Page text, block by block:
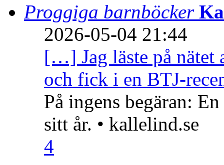
Proggiga barnböcker
2026-05-04 21:44
[…] Jag läste på nätet
och fick i en BTJ-
På ingens begäran:
sitt år. • kallelind.se
4